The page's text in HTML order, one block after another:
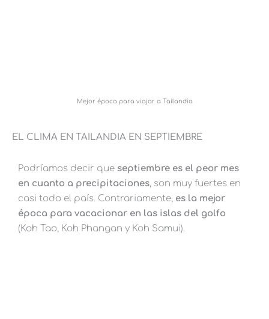
Mejor época para viajar a Tailandia
EL CLIMA EN TAILANDIA EN SEPTIEMBRE
Podríamos decir que septiembre es el peor mes
en cuanto a precipitaciones, son muy fuertes en
casi todo el país. Contrariamente, es la mejor
época para vacacionar en las islas del golfo
(Koh Tao, Koh Phangan y Koh Samui).